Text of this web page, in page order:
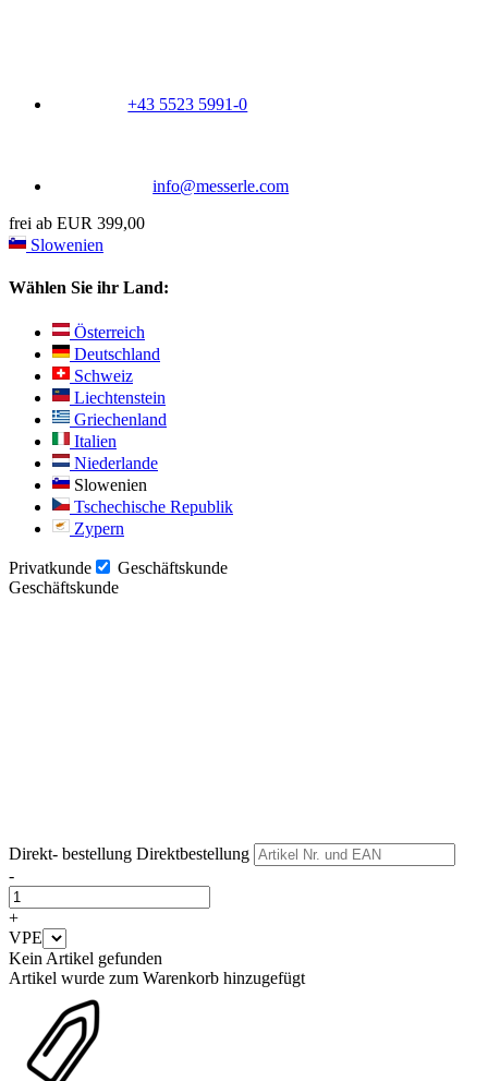
+43 5523 5991-0
info@messerle.com
frei ab EUR 399,00
Slowenien
Wählen Sie ihr Land:
Österreich
Deutschland
Schweiz
Liechtenstein
Griechenland
Italien
Niederlande
Slowenien
Tschechische Republik
Zypern
Privatkunde
Geschäftskunde
Geschäftskunde
Direkt- bestellung Direktbestellung
-
+
VPE
Kein Artikel gefunden
Artikel wurde zum Warenkorb hinzugefügt